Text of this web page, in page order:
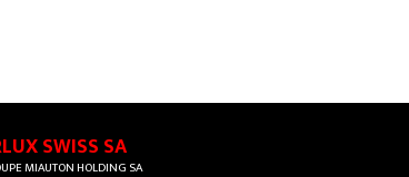
SWISS SA
MIAUTON HOLDING SA